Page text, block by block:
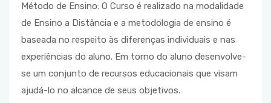
Método de Ensino: O Curso é realizado na modalidade
de Ensino a Distância e a metodologia de ensino é
baseada no respeito às diferenças individuais e nas
experiências do aluno. Em torno do aluno desenvolve-
se um conjunto de recursos educacionais que visam
ajudá-lo no alcance de seus objetivos.